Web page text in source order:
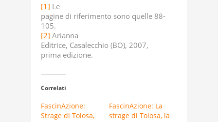
[1] Le
pagine di riferimento sono quelle 88-
105.
[2] Arianna
Editrice, Casalecchio (BO), 2007,
prima edizione.
Correlati
FascinAzione:
Strage di Tolosa,
FascinAzione: La
strage di Tolosa, la